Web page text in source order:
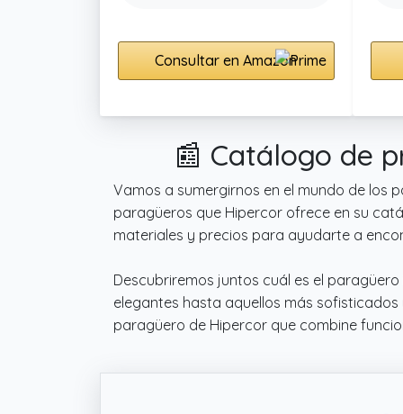
Consultar en Amazon
📰 Catálogo de
Vamos a sumergirnos en el mundo de los
paragüeros que Hipercor ofrece en su
materiales y precios para ayudarte a
Descubriremos juntos cuál es el
elegantes hasta aquellos más
paragüero de Hipercor que combine